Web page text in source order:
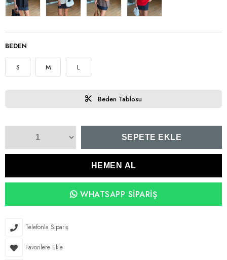
BEDEN
S M L
Beden Tablosu
WHATSAPP SIPARIŞ
Telefonla Sipariş
Favorilere Ekle